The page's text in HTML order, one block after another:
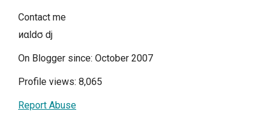
Contact me
иαldσ dj
On Blogger since: October 2007
Profile views: 8,065
Report Abuse